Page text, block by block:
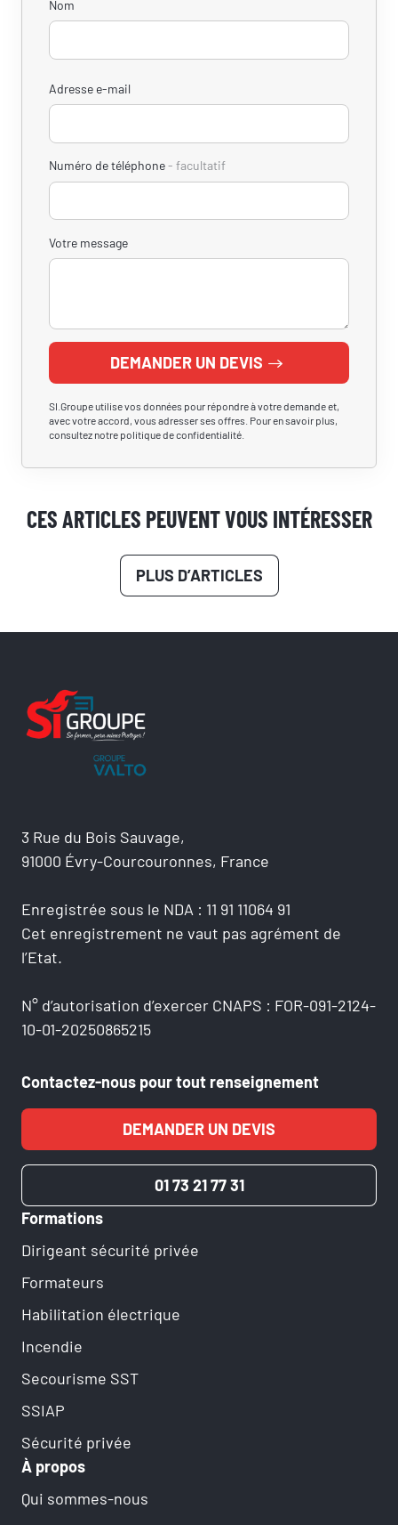
Nom
Adresse e-mail
Numéro de téléphone facultatif
Votre message
DEMANDER UN DEVIS
SI.Groupe utilise vos données pour répondre à votre demande et,
avec votre accord, vous adresser ses offres. Pour en savoir plus,
consultez notre politique de confidentialité.
CES ARTICLES PEUVENT VOUS INTÉRESSER
PLUS D’ARTICLES
3 Rue du Bois Sauvage,
91000 Évry-Courcouronnes, France
Enregistrée sous le NDA : 11 91 11064 91
Cet enregistrement ne vaut pas agrément de
l’Etat.
N° d’autorisation d’exercer CNAPS : FOR-091-2124-
10-01-20250865215
Contactez-nous pour tout renseignement
DEMANDER UN DEVIS
01 73 21 77 31
Formations
Dirigeant sécurité privée
Formateurs
Habilitation électrique
Incendie
Secourisme SST
SSIAP
Sécurité privée
À propos
Qui sommes-nous